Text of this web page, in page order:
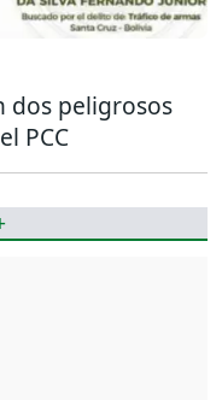
dos peligrosos
PCC